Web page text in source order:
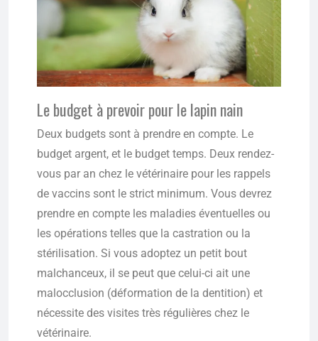
Le budget à prevoir pour le lapin nain
Deux budgets sont à prendre en compte. Le
budget argent, et le budget temps. Deux rendez-
vous par an chez le vétérinaire pour les rappels
de vaccins sont le strict minimum. Vous devrez
prendre en compte les maladies éventuelles ou
les opérations telles que la castration ou la
stérilisation. Si vous adoptez un petit bout
malchanceux, il se peut que celui-ci ait une
malocclusion (déformation de la dentition) et
nécessite des visites très régulières chez le
vétérinaire.